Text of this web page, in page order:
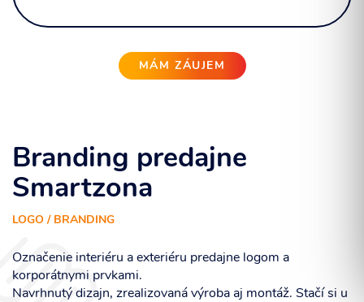
MÁM ZÁUJEM
Branding predajne
Smartzona
LOGO / BRANDING
Označenie interiéru a exteriéru predajne logom a
korporátnymi prvkami.
Navrhnutý dizajn, zrealizovaná výroba aj montáž. Stačí si u
Marketingový základ
Externý marketingový manažér pre vašu firmu
Súhlasím so spracovaním osobných informácií.